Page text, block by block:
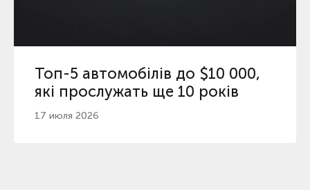
Топ-5 автомобілів до $10 000,
які прослужать ще 10 років
17 июля 2026